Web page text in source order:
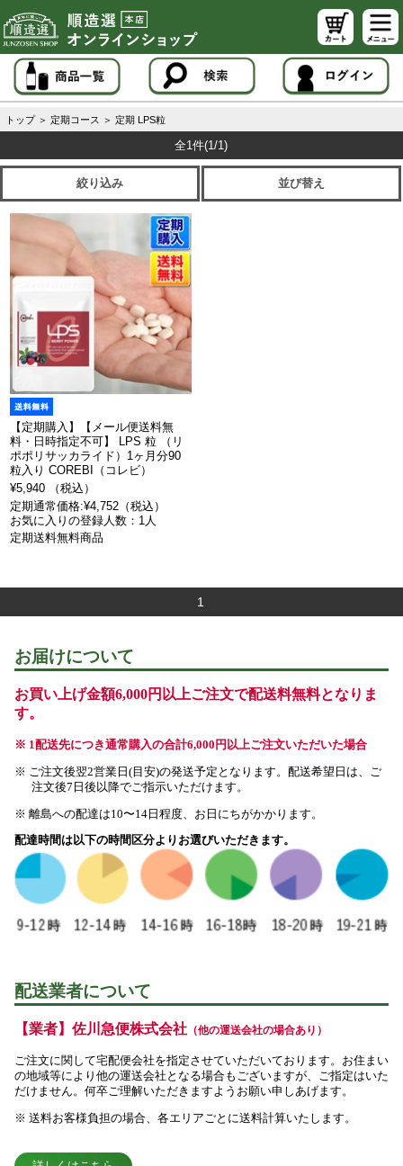
トップ ＞ 定期コース ＞ 定期 LPS粒
全1件(1/1)
絞り込み 並び替え
【定期購入】【メール便送料無
料・日時指定不可】 LPS 粒 （リ
ポポリサッカライド）1ヶ月分90
粒入り COREBI（コレビ）
¥5,940 （税込）
定期通常価格:¥4,752（税込）
お気に入りの登録人数：1人
定期送料無料商品
1